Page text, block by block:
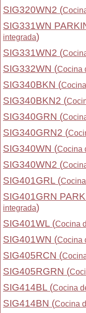
SIG320WN2 (
SIG331WN
integrada)
SIG331WN2 (
SIG332WN (Cocina
SIG340BKN (
SIG340BKN2 (
SIG340GRN (
SIG340GRN2 (
SIG340WN (Cocina
SIG340WN2 (
SIG401GRL (
SIG401GRN
integrada)
SIG401WL (Cocina
SIG401WN (Cocina
SIG405RCN (
SIG405RGRN (
SIG414BL (Cocina
SIG414BN (Cocina